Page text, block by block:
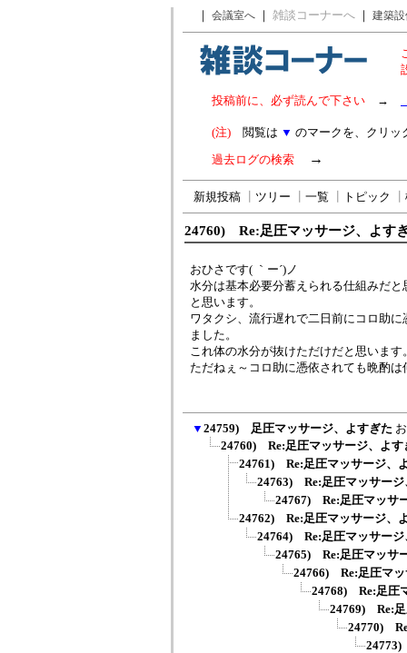
｜ 会議室へ ｜ 雑談コーナーへ ｜ 建築
投稿前に、必ず読んで下さい →
(注) 閲覧は ▼ のマークを、クリッ
過去ログの検索 →
新規投稿 ツリー 一覧 トピック
24760) Re:足圧マッサージ、よす
おひさです( ｀ー´)ノ
水分は基本必要分蓄えられる仕組みだ
と思います。
ワタクシ、流行遅れで二日前にコロ助
ました。
これ体の水分が抜けただけだと思います
ただねぇ～コロ助に憑依されても晩酌
▼ 24759) 足圧マッサージ、よすぎた
24760) Re:足圧マッサージ、よす
24761) Re:足圧マッサージ、
24763) Re:足圧マッサージ
24767) Re:足圧マッサ
24762) Re:足圧マッサージ、
24764) Re:足圧マッサージ
24765) Re:足圧マッサ
24766) Re:足圧マッ
24768) Re:足圧
24769) Re:足
24770)
24773)